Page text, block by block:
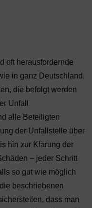
oft herausfordernde
in ganz Deutschland,
die befolgt werden
Unfall
alle Beteiligten
der Unfallstelle über
hin zur Klärung der
– jeder Schritt
so gut wie möglich
beschriebenen
dass man